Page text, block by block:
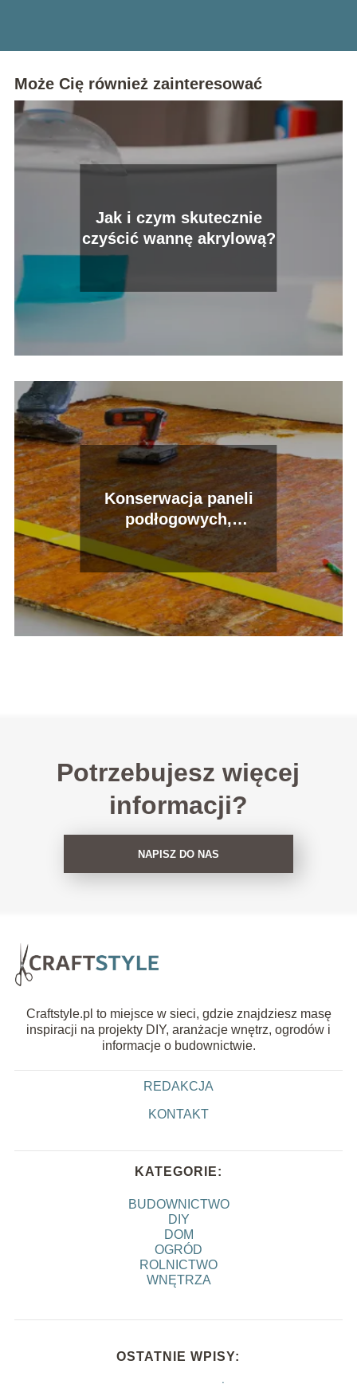
Może Cię również zainteresować
Jak i czym skutecznie
czyścić wannę akrylową?
Konserwacja paneli
podłogowych,
impregnacja i renowacja
– poradnik
Potrzebujesz więcej
informacji?
NAPISZ DO NAS
Craftstyle.pl to miejsce w sieci, gdzie znajdziesz masę
inspiracji na projekty DIY, aranżacje wnętrz, ogrodów i
informacje o budownictwie.
REDAKCJA
KONTAKT
KATEGORIE:
BUDOWNICTWO
DIY
DOM
OGRÓD
ROLNICTWO
WNĘTRZA
OSTATNIE WPISY: